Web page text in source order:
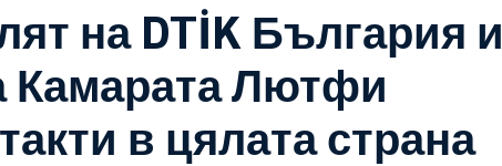
на DTİK България и
Камарата Лютфи
в цялата страна